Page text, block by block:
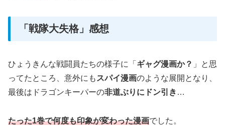
「戦隊大失格」感想
ひょうきんな戦闘員たちの様子に「 ギャグ漫画か？ 」と思
ってたところ、意外にも スパイ漫画のような展開となり、
最後はドラゴンキーパーの非道ぶりにドン引き …
たった1巻で何度も印象が変わった漫画でした。